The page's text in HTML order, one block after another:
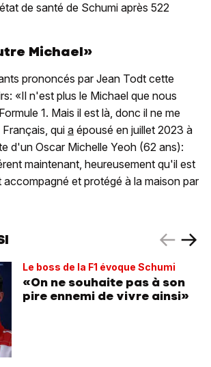
de santé de Schumi après 522
Michael»
prononcés par Jean Todt cette
«Il n'est plus le Michael que nous
1. Mais il est là, donc il ne me
qui a épousé en juillet 2023 à
d'un Oscar Michelle Yeoh (62 ans):
maintenant, heureusement qu'il est
accompagné et protégé à la maison par
Le boss de la F1 évoque Schumi
«On ne souhaite pas à son
pire ennemi de vivre ainsi»